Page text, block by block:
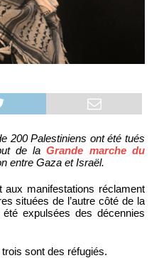
200 Palestiniens ont été tués
de laGrande marche du
entre Gaza et Israël.
aux manifestations réclament
situées de l’autre côté de la
expulsées des décennies
sont des réfugiés.